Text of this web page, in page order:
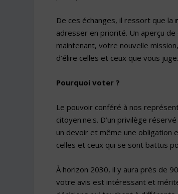
De ces échanges, il ressort que la
adresser en priorité. Un aperçu de
maintenant, votre nouvelle
d’élire celles et ceux que vous
Pourquoi voter ?
Le pouvoir conféré à nos
citoyen.ne.s. D’un privilège
un devoir et même une obligation
celles et ceux qui se sont battus
À horizon 2030, il y aura près de
votre avis est intéressant et